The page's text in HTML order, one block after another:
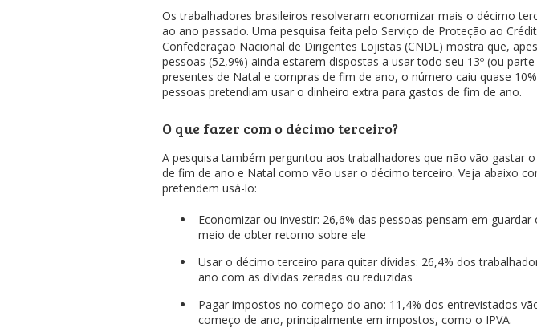
Os trabalhadores brasileiros resolveram economizar mais o décimo
ao ano passado. Uma pesquisa feita pelo Serviço de Proteção ao
Confederação Nacional de Dirigentes Lojistas (CNDL) mostra que,
pessoas (52,9%) ainda estarem dispostas a usar todo seu 13º (ou
presentes de Natal e compras de fim de ano, o número caiu quase
pessoas pretendiam usar o dinheiro extra para gastos de fim de ano.
O que fazer com o décimo terceiro?
A pesquisa também perguntou aos trabalhadores que não vão gastar
de fim de ano e Natal como vão usar o décimo terceiro. Veja abaixo
pretendem usá-lo:
Economizar ou investir: 26,6% das pessoas pensam em
meio de obter retorno sobre ele
Usar o décimo terceiro para quitar dívidas: 26,4% dos
ano com as dívidas zeradas ou reduzidas
Pagar impostos no começo do ano: 11,4% dos entrevistados
começo de ano, principalmente em impostos, como o IPVA.